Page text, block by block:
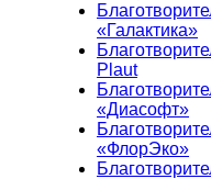
«Галактика»
Plaut
«Диасофт»
«ФлорЭко»